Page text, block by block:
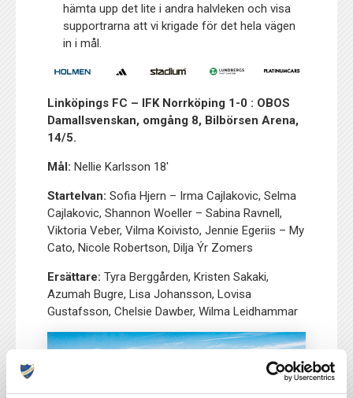
hämta upp det lite i andra halvleken och visa
supportrarna att vi krigade för det hela vägen
in i mål.
Linköpings FC – IFK Norrköping 1-0 : OBOS
Damallsvenskan, omgång 8, Bilbörsen Arena,
14/5.
Mål:Nellie Karlsson 18′
Startelvan:Sofia Hjern – Irma Cajlakovic, Selma
Cajlakovic, Shannon Woeller – Sabina Ravnell,
Viktoria Veber, Vilma Koivisto, Jennie Egeriis – My
Cato, Nicole Robertson, Dilja Ýr Zomers
Ersättare:Tyra Berggården, Kristen Sakaki,
Azumah Bugre, Lisa Johansson, Lovisa
Gustafsson, Chelsie Dawber, Wilma Leidhammar